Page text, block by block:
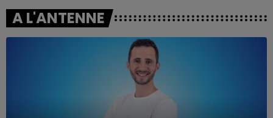
A L'ANTENNE